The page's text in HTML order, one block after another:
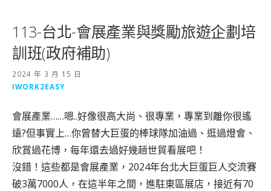
113-台北-會展產業與獎勵旅遊企劃培
訓班(政府補助)
2024 年 3 月 15 日
IWORK2EASY
會展產業……嗯..好像很高大尚、很專業，專業到離你很遙
遠?但事實上…你曾替大巨蛋的棒球隊加油過、逛過燈會、
欣賞過花博，每年還去過好幾趟世貿看展吧！
沒錯！這些都是會展產業，2024年台北大巨蛋巨人交流賽
破3萬7000人，在這半年之間，進駐東區展店，接近有70